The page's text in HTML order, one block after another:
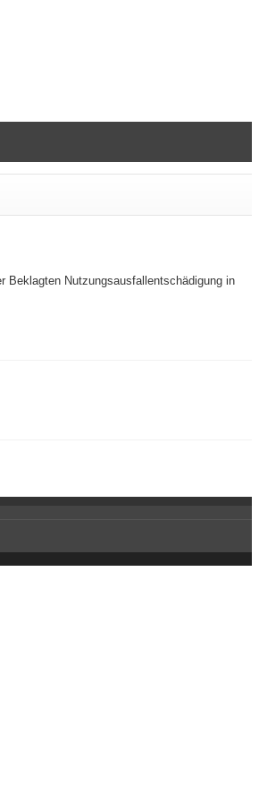
Beklagten Nutzungsausfallentschädigung in